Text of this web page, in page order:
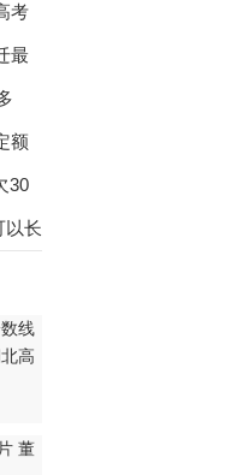
考
最
额
30
以长
线
高
董